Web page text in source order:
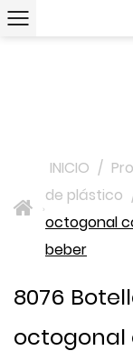
>
INICIO /
de plástico
octogonal
beber
8076
octogonal